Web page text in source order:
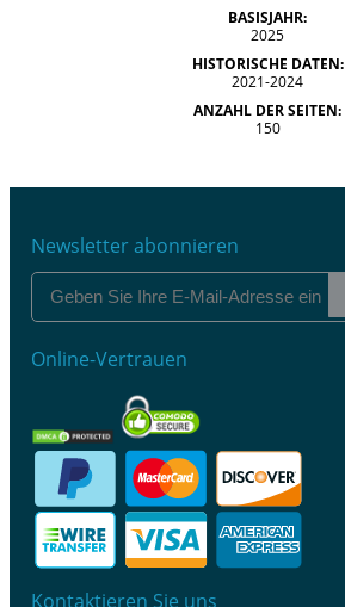
BASISJAHR:
2025
HISTORISCHE DATEN:
2021-2024
ANZAHL DER SEITEN:
150
Newsletter abonnieren
Online-Vertrauen
Kontaktieren Sie uns